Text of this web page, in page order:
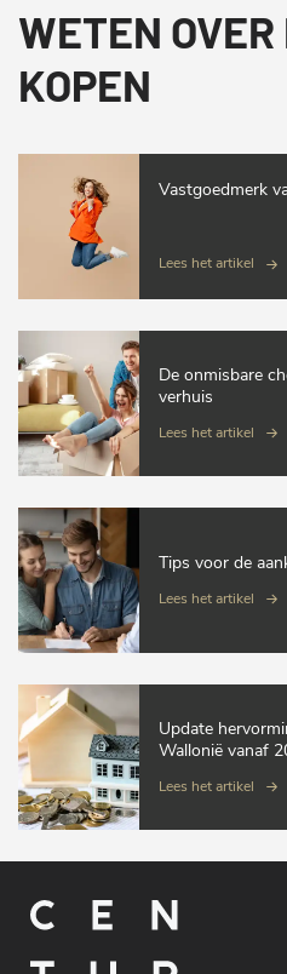
WETEN OVER
KOPEN
Vastgoedmerk
Lees het artikel
De onmisbare
verhuis
Lees het artikel
Tips voor de
Lees het artikel
Update
Wallonië vanaf
Lees het artikel